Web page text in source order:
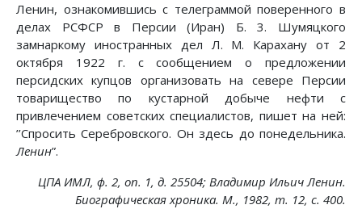
Ленин, ознакомившись с телеграммой поверенного в
делах РСФСР в Персии (Иран) Б. 3. Шумяцкого
замнаркому иностранных дел Л. М. Карахану от 2
октября 1922 г. с сообщением о предложении
персидских купцов организовать на севере Персии
товарищество по кустарной добыче нефти с
привлечением советских специалистов, пишет на ней:
’’Спросить Серебровского. Он здесь до понедельника.
Ленин”.
ЦПА ИМЛ, ф. 2, on. 1, д. 25504; Владимир Ильич Ленин.
Биографическая хроника. М., 1982, т. 12, с. 400.